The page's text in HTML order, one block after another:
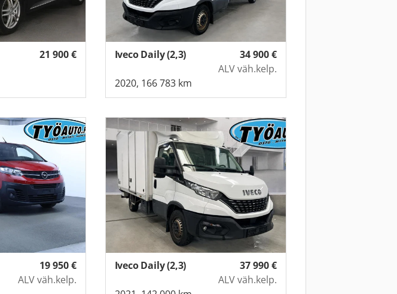
21 900€ 34 900€
ALV väh.kelp.
Iveco Daily (2,3)
2020, 166 783 km
19 950€
ALV väh.kelp.
37 990€
ALV väh.kelp.
Iveco Daily (2,3)